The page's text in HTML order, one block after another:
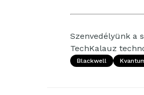
Szenvedélyünk a
TechKalauz
Blackwell